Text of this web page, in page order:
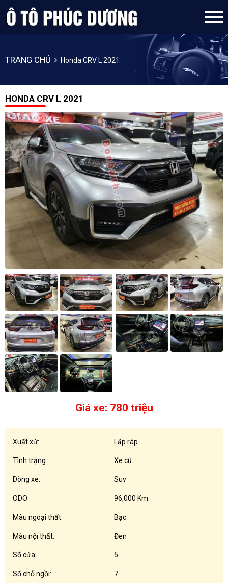
TRANG CHỦ Honda CRV L 2021
HONDA CRV L 2021
Giá xe: 780 triệu
Xuất xứ: Lắp ráp
Tình trạng: Xe cũ
Dòng xe: Suv
ODO: 96,000 Km
Màu ngoại thất: Bạc
Màu nội thất: Đen
Số cửa: 5
Số chỗ ngồi: 7